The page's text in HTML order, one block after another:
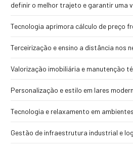
definir o melhor trajeto e garantir uma
Tecnologia aprimora cálculo de preço
Terceirização e ensino a distância nos
Valorização imobiliária e manutenção
Personalização e estilo em lares
Tecnologia e relaxamento em
Gestão de infraestrutura industrial e